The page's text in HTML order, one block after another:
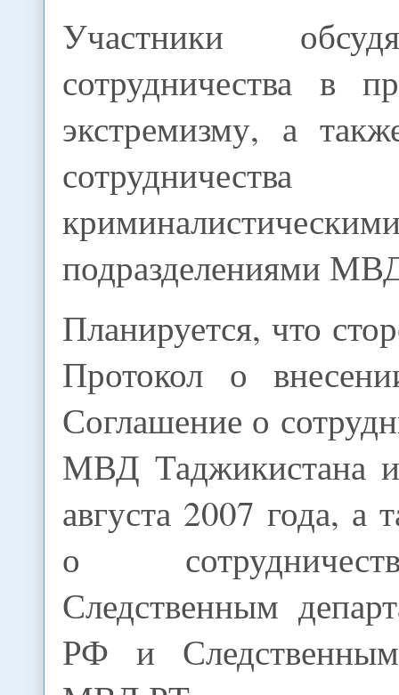
Участники
сотрудничества в
экстремизму, а
подразделениями
Планируется, что
Протокол о
Соглашение о
МВД Таджикистана
августа 2007 года, а
о
Следственным
РФ и